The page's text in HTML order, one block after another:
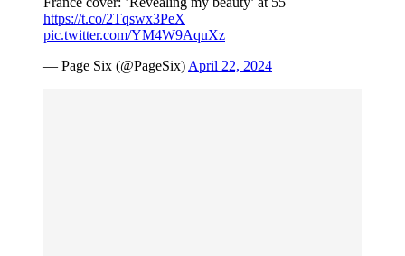
https://t.co/2Tqswx3PeX
pic.twitter.com/YM4W9AquXz
— Page Six (@PageSix)April 22, 2024